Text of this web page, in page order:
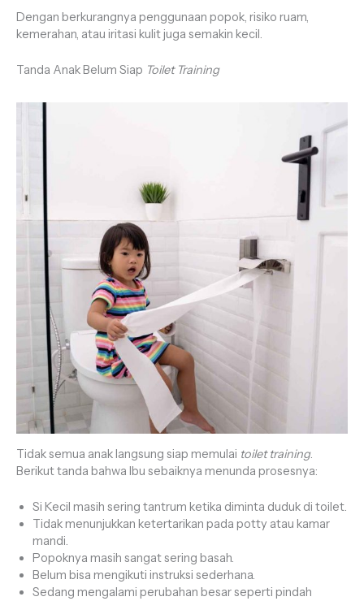
Dengan berkurangnya penggunaan popok, risiko ruam,
kemerahan, atau iritasi kulit juga semakin kecil.
Tanda Anak Belum Siap Toilet Training
Tidak semua anak langsung siap memulai toilet training.
Berikut tanda bahwa Ibu sebaiknya menunda prosesnya:
Si Kecil masih sering tantrum ketika diminta duduk di toilet.
Tidak menunjukkan ketertarikan pada potty atau kamar
mandi.
Popoknya masih sangat sering basah.
Belum bisa mengikuti instruksi sederhana.
Sedang mengalami perubahan besar seperti pindah